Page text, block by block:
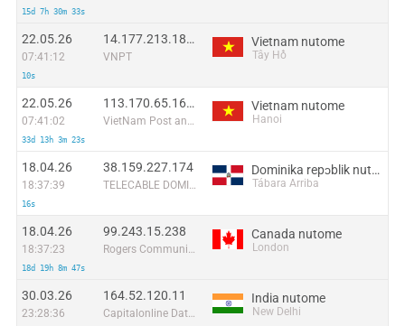
15d 7h 30m 33s
22.05.26
07:41:12
10s
14.177.213.182:48492
VNPT
Vietnam nutome
Tây Hồ
22.05.26
07:41:02
33d 13h 3m 23s
113.170.65.163:44806
VietNam Post and Telecom Corporation
Vietnam nutome
Hanoi
18.04.26
18:37:39
16s
38.159.227.174
TELECABLE DOMINICANO, S.A.
Dominika repɔblik nutome
Tábara Arriba
18.04.26
18:37:23
18d 19h 8m 47s
99.243.15.238
Rogers Communications Canada Inc.
Canada nutome
London
30.03.26
23:28:36
164.52.120.11
Capitalonline Data Service (HK) Co
India nutome
New Delhi